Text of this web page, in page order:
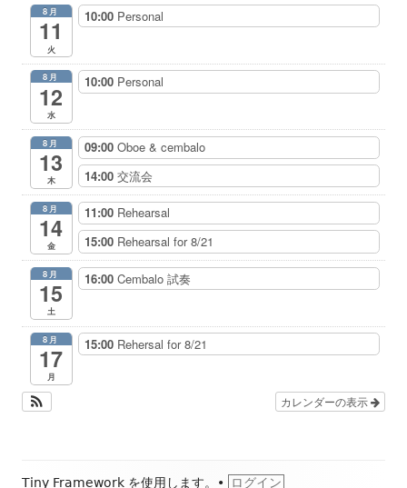
8月
11
火
10:00 Personal
8月
12
水
10:00 Personal
8月
13
木
09:00 Oboe & cembalo
14:00 交流会
8月
14
金
11:00 Rehearsal
15:00 Rehearsal for 8/21
8月
15
土
16:00 Cembalo 試奏
8月
17
月
15:00 Rehersal for 8/21
カレンダーの表示
フ
Tiny Framework を使用します。 • ログイン